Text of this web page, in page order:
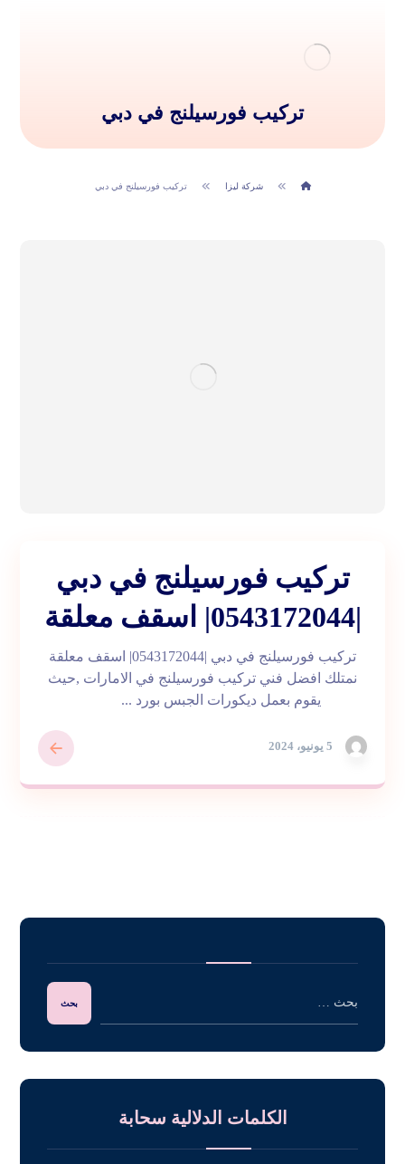
تركيب فورسيلنج في دبي
شركة ليزا تركيب فورسيلنج في دبي
تركيب فورسيلنج في دبي
|0543172044| اسقف معلقة
5 يونيو، 2024
تركيب فورسيلنج في دبي |0543172044| اسقف معلقة
نمتلك افضل فني تركيب فورسيلنج في الامارات ,حيث
يقوم بعمل ديكورات الجبس بورد ...
الكلمات الدلالية سحابة